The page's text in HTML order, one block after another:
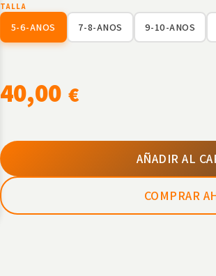
TALLA
5-6-ANOS 7-8-ANOS 9-10-ANOS
40,00 €
AÑADIR AL
COMPRAR